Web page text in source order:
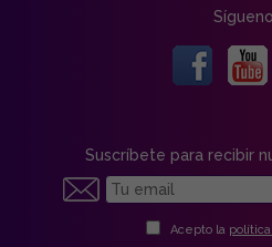
Suscríbete para recibir
Acepto la